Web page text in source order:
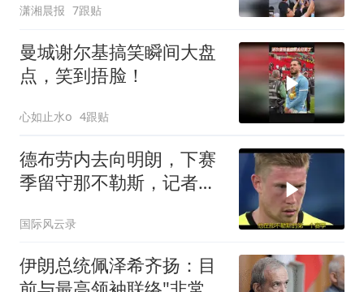
潇湘晨报 7跟贴
曼城谢尔基搞笑瞬间大盘
点，笑到捂脸！
心如止水o 4跟贴
德布劳内去向明朗，下赛
季留守那不勒斯，记者透
国际风云录
伊朗总统佩泽希齐扬：目